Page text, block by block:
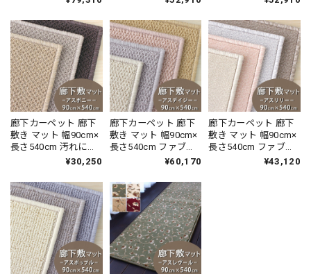
オイを365日サイクル
消臭！ 「トリプルフ
レッシュ?2」スミノ
エ 消臭カーペット 無
地 全10色 防炎ラベル
付『ウールレック
ス/WR』
オイを365日サイクル
消臭！ 「トリプルフ
レッシュ?2」スミノ
エ 消臭カーペット 全
3色 防炎ラベル付『ウ
ールスコット マドラ
ス/WS-M』
オイを365日サイクル
消臭！ 「トリプルフ
レッシュ?2」スミノ
エ 消臭カーペット 無
地 全8色 防炎ラベル
付『ウールスコット
プレーン/WS-P』
廊下カーペット 廊下
敷き マット 幅90cm×
長さ540cm 汚れにく
く遊び毛出にくい素
い♪ 波紋のような上
質感のあるテクスチ
ャー 無地 ループ カー
ペット全3色 防炎ラベ
ル付『アスボニ
ー/BNI』
¥30,250
廊下カーペット 廊下
敷き マット 幅90cm×
長さ540cm ファブリ
ーズ カーペット「消
効果でイヤな臭いの
元を90％以上カッ
ト！優しい色合いの
天然素材ウール100％
無地 ループ カーペッ
ト全4色 防炎ラベル付
『アスデイジ
ー/DSY』
¥60,170
廊下カーペット 廊下
敷き マット 幅90cm×
長さ540cm ファブリ
ーズ カーペット「消
¥43,120